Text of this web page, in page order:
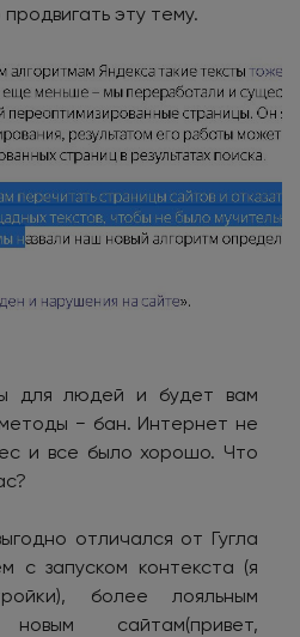
эту тему.
для людей и будет вам
− бан. Интернет не
и все было хорошо. Что
отличался от Гугла
с запуском контекста (я
более лояльным
сайтам(привет,